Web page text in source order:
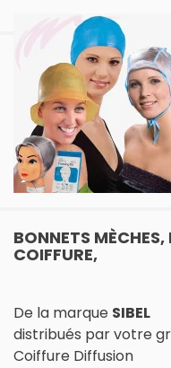
BONNETS
COIFFURE,
De la marque SIBEL
distribués par votre
Coiffure Diffusion